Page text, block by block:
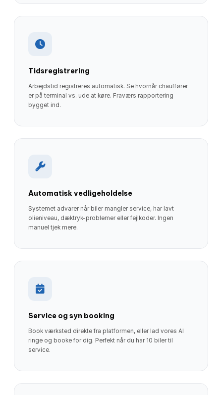
Tidsregistrering
Arbejdstid registreres automatisk. Se hvornår chauffører
er på terminal vs. ude at køre. Fraværs rapportering
bygget ind.
Automatisk vedligeholdelse
Systemet advarer når biler mangler service, har lavt
olieniveau, dæktryk-problemer eller fejlkoder. Ingen
manuel tjek mere.
Service og syn booking
Book værksted direkte fra platformen, eller lad vores AI
ringe og booke for dig. Perfekt når du har 10 biler til
service.